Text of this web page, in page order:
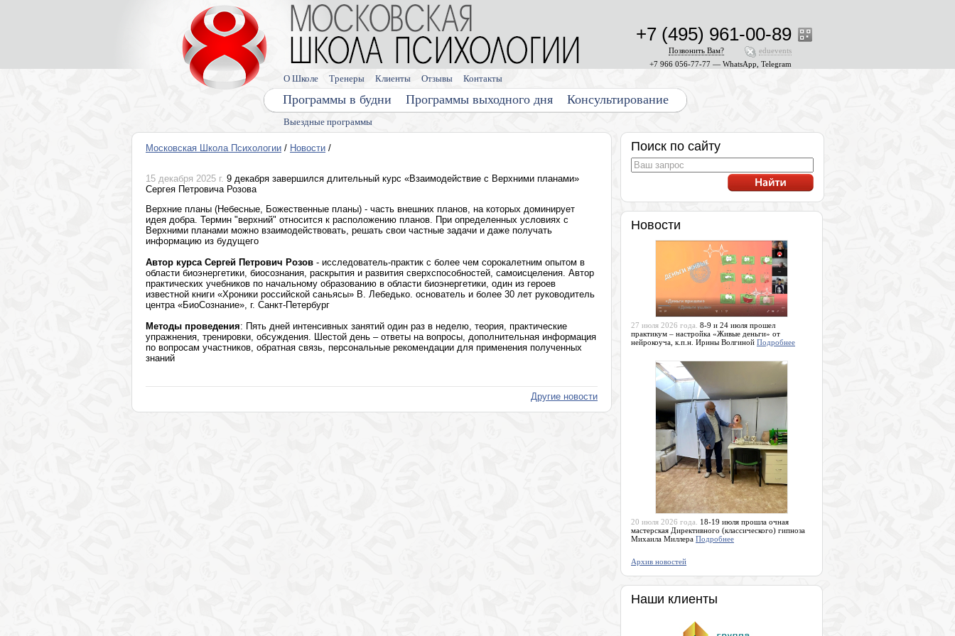
Выездные программы
Программы в будни Программы выходного дня Консультирование
О Школе Тренеры Клиенты Отзывы Контакты
+7 966 056-77-77 — WhatsApp, Telegram
eduevents
Позвонить Вам?
+7 (495) 961-00-89
Московская Школа Психологии / Новости /
15 декабря 2025 г. 9 декабря завершился длительный курс «Взаимодействие с Верхними планами»
Сергея Петровича Розова
Верхние планы (Небесные, Божественные планы) - часть внешних планов, на которых доминирует
идея добра. Термин "верхний" относится к расположению планов. При определенных условиях с
Верхними планами можно взаимодействовать, решать свои частные задачи и даже получать
информацию из будущего
Автор курса Сергей Петрович Розов - исследователь-практик с более чем сорокалетним опытом в
области биоэнергетики, биосознания, раскрытия и развития сверхспособностей, самоисцеления. Автор
практических учебников по начальному образованию в области биоэнергетики, один из героев
известной книги «Хроники российской саньясы» В. Лебедько. основатель и более 30 лет руководитель
центра «БиоСознание», г. Санкт-Петербург
Методы проведения: Пять дней интенсивных занятий один раз в неделю, теория, практические
упражнения, тренировки, обсуждения. Шестой день – ответы на вопросы, дополнительная информация
по вопросам участников, обратная связь, персональные рекомендации для применения полученных
знаний
Другие новости
Поиск по сайту
Новости
27 июля 2026 года. 8-9 и 24 июля прошел
практикум – настройка «Живые деньги» от
нейрокоуча, к.п.н. Ирины Волгиной Подробнее
20 июля 2026 года.
18-19 июля прошла очная
мастерская Директивного (классического) гипноза
Михаила Миллера Подробнее
Архив новостей
Наши клиенты